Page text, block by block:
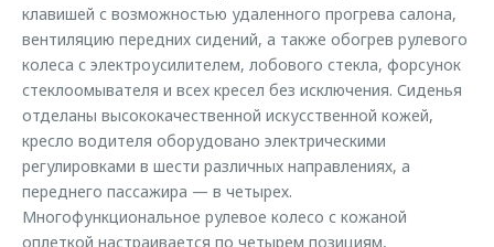
клавишей с возможностью удаленного прогрева салона,
вентиляцию передних сидений, а также обогрев рулевого
колеса с электроусилителем, лобового стекла, форсунок
стеклоомывателя и всех кресел без исключения. Сиденья
отделаны высококачественной искусственной кожей,
кресло водителя оборудовано электрическими
регулировками в шести различных направлениях, а
переднего пассажира — в четырех.
Многофункциональное рулевое колесо с кожаной
оплеткой настраивается по четырем позициям,